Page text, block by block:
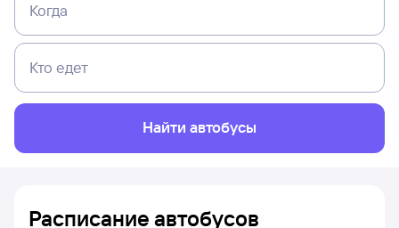
Когда
Кто едет
Найти автобусы
Расписание автобусов